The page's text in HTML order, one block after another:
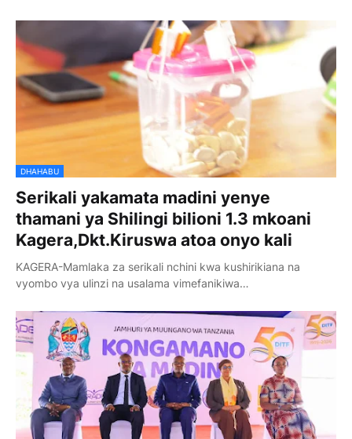
DHAHABU
Serikali yakamata madini yenye
thamani ya Shilingi bilioni 1.3 mkoani
Kagera,Dkt.Kiruswa atoa onyo kali
KAGERA-Mamlaka za serikali nchini kwa kushirikiana na
vyombo vya ulinzi na usalama vimefanikiwa…